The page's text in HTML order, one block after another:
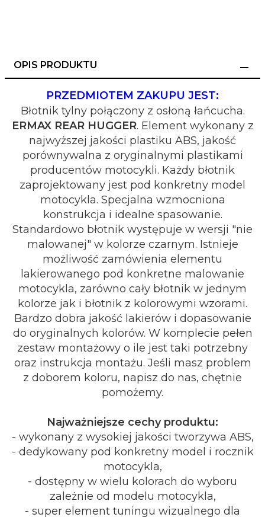
OPIS PRODUKTU
PRZEDMIOTEM ZAKUPU JEST:
Błotnik tylny połączony z osłoną łańcucha.
ERMAX REAR HUGGER. Element wykonany z
najwyższej jakości plastiku ABS, jakość
porównywalna z oryginalnymi plastikami
producentów motocykli. Każdy błotnik
zaprojektowany jest pod konkretny model
motocykla. Specjalna wzmocniona
konstrukcja i idealne spasowanie.
Standardowo błotnik występuje w wersji "nie
malowanej" w kolorze czarnym. Istnieje
możliwość zamówienia elementu
lakierowanego pod konkretne malowanie
motocykla, zarówno cały błotnik w jednym
kolorze jak i błotnik z kolorowymi wzorami.
Bardzo dobra jakość lakierów i dopasowanie
do oryginalnych kolorów. W komplecie pełen
zestaw montażowy o ile jest taki potrzebny
oraz instrukcja montażu. Jeśli masz problem
z doborem koloru, napisz do nas, chętnie
pomożemy.
Najważniejsze cechy produktu:
- wykonany z wysokiej jakości tworzywa ABS,
- dedykowany pod konkretny model i rocznik
motocykla,
- dostępny w wielu kolorach do wyboru
zależnie od modelu motocykla,
- super element tuningu wizualnego dla